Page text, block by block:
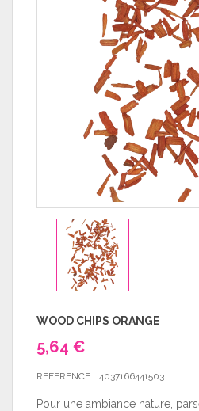
WOOD CHIPS ORANGE
5,64 €
REFERENCE: 4037166441503
Pour une ambiance nature,